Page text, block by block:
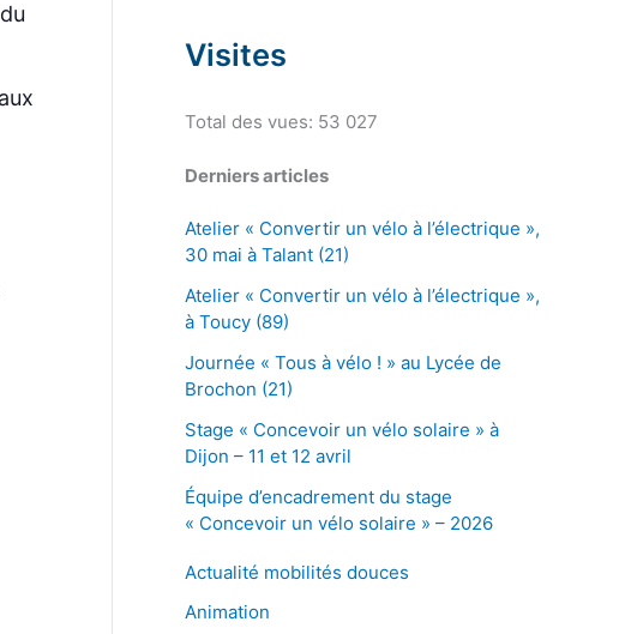
Visites
Total des vues: 53 027
Derniers articles
Atelier « Convertir un vélo à l’électrique »,
30 mai à Talant (21)
Atelier « Convertir un vélo à l’électrique »,
à Toucy (89)
Journée « Tous à vélo ! » au Lycée de
Brochon (21)
Stage « Concevoir un vélo solaire » à
Dijon – 11 et 12 avril
Équipe d’encadrement du stage
« Concevoir un vélo solaire » – 2026
Actualité mobilités douces
Animation